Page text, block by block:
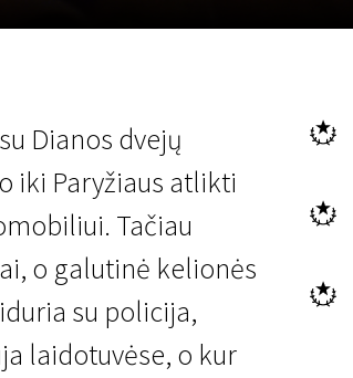
Dianos dvejų
iki Paryžiaus atlikti
Tačiau
o galutinė kelionės
su policija,
laidotuvėse, o kur